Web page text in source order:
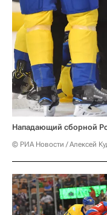
Нападающий сборной
© РИА Новости / Алексей